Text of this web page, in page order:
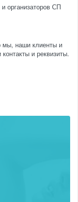
организаторов СП
мы, наши клиенты и
и реквизиты.